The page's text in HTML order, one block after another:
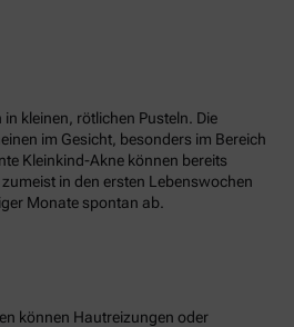
kleinen, rötlichen Pusteln. Die
im Gesicht, besonders im Bereich
Kleinkind-Akne können bereits
in den ersten Lebenswochen
Monate spontan ab.
können Hautreizungen oder